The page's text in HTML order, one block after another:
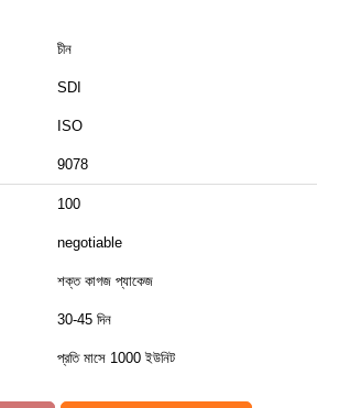
চীন
SDI
ISO
9078
100
negotiable
শক্ত কাগজ প্যাকেজ
30-45 দিন
প্রতি মাসে 1000 ইউনিট